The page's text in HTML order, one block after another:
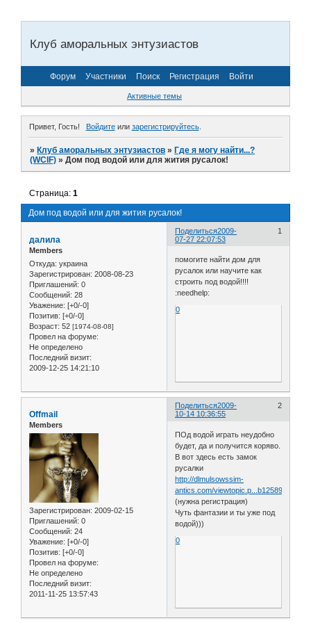
Клуб аморальных энтузиастов
Форум Участники Поиск Регистрация Войти
Активные темы
Привет, Гость! Войдитеили зарегистрируйтесь.
»Клуб аморальных энтузиастов »Где я могу найти...?
(WCIF) »Дом под водой или для жития русалок!
Дом под водой или для жития русалок!
Страница:1
Поделиться 1
2009-
07-27 22:07:53
далила
Members
Откуда: украина
Зарегистрирован: 2008-08-23
Приглашений: 0
Сообщений: 28
Уважение: [+0/-0]
Позитив: [+0/-0]
Возраст: 52 [1974-08-08]
Провел на форуме:
Не определено
Последний визит:
2009-12-25 14:21:10
помогите найти дом для
русалок или научите как
строить под водой!!!!
:needhelp:
0
Поделиться 2
2009-
10-14 10:36:55
Offmail
Members
Зарегистрирован: 2009-02-15
Приглашений: 0
Сообщений: 24
Уважение: [+0/-0]
Позитив: [+0/-0]
Провел на форуме:
Не определено
Последний визит:
2011-11-25 13:57:43
ПОд водой играть неудобно
будет, да и получится коряво.
В вот здесь есть замок
русалки
http://dlmulsowssim-
antics.com/
(нужна регистрация)
Чуть фантазии и ты уже под
водой)))
0